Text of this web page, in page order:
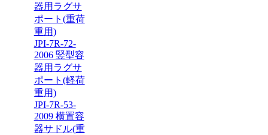
器用ラグサ
ポート(重荷
重用)
JPI-7R-72-
2006 竪型容
器用ラグサ
ポート(軽荷
重用)
JPI-7R-53-
2009 横置容
器サドル(重